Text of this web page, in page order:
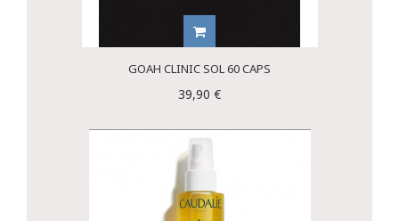
GOAH CLINIC SOL 60 CAPS
39,90 €